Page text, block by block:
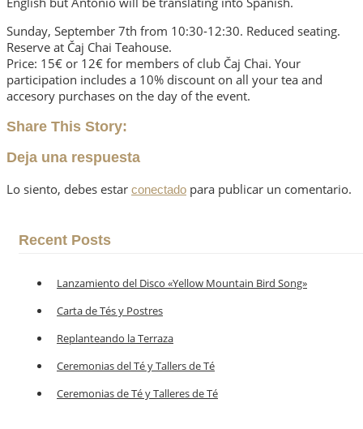
Sunday, September 7th from 10:30-12:30. Reduced seating.
Reserve at Čaj Chai Teahouse.
Price: 15€ or 12€ for members of club Čaj Chai. Your
participation includes a 10% discount on all your tea and
accesory purchases on the day of the event.
Share This Story:
Deja una respuesta
Lo siento, debes estar conectado para publicar un comentario.
Recent Posts
Lanzamiento del Disco «Yellow Mountain Bird Song»
Carta de Tés y Postres
Replanteando la Terraza
Ceremonias del Té y Tallers de Té
Ceremonias de Té y Talleres de Té